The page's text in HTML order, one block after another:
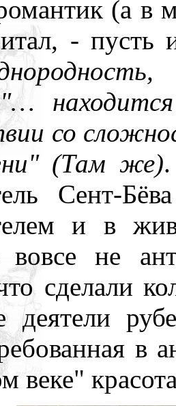
(а в
- пусть
со
(Там же)
Сент-
и в
не
сделали
деятели
в
веке"